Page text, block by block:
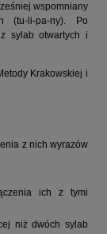
wspomniany
(tu-li-pa-ny). Po
z sylab otwartych i
Krakowskiej i
z nich wyrazów
ich z tymi
niż dwóch sylab